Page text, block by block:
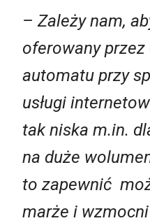
– Zależy nam,
oferowany
automatu przy
usługi
tak niska m.in.
na duże
to zapewnić
marże i